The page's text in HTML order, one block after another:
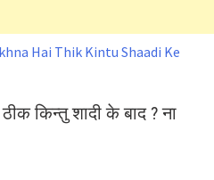
किन्तु शादी के बाद ? ना